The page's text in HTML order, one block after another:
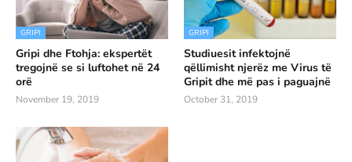
GRIPI
Gripi dhe Ftohja: ekspertët
tregojnë se si luftohet në 24
orë
November 19, 2019
GRIPI
Studiuesit infektojnë
qëllimisht njerëz me Virus të
Gripit dhe më pas i paguajnë
October 31, 2019